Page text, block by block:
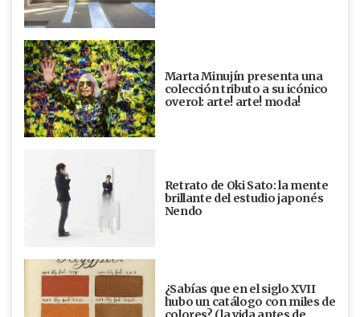
Marta Minujín presenta una
colección tributo a su icónico
overol: arte! arte! moda!
Retrato de Oki Sato: la mente
brillante del estudio japonés
Nendo
¿Sabías que en el siglo XVII
hubo un catálogo con miles de